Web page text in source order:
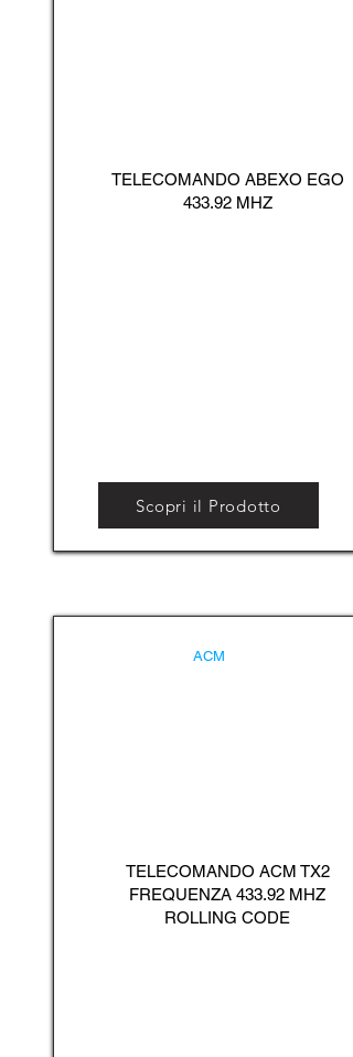
TELECOMANDO ABEXO EGO
433.92 MHZ
Scopri il Prodotto
ACM
TELECOMANDO ACM TX2
FREQUENZA 433.92 MHZ
ROLLING CODE